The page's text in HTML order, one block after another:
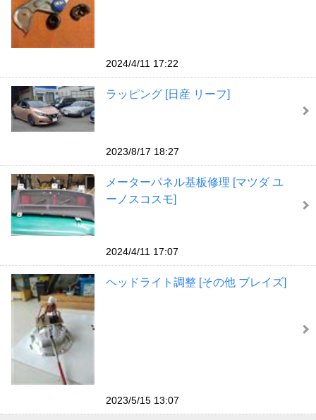
2024/4/11 17:22
ラッピング [日産 リーフ]
2023/8/17 18:27
メーターパネル基板修理 [マツダ ユ
ーノスコスモ]
2024/4/11 17:07
ヘッドライト調整 [その他 ブレイズ]
2023/5/15 13:07